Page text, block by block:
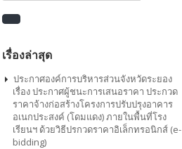
เรื่องล่าสุด
ประกาศองค์การบริหารส่วนจังหวัดระยอง
เรื่อง ประกาศผู้ชนะการเสนอราคา ประกวด
ราคาจ้างก่อสร้างโครงการปรับปรุงอาคาร
อเนกประสงค์ (โดมแดง) ภายในพื้นที่โรง
เรียนฯ ด้วยวิธีปรกวดราคาอิเล็กทรอนิกส์ (e-
bidding)